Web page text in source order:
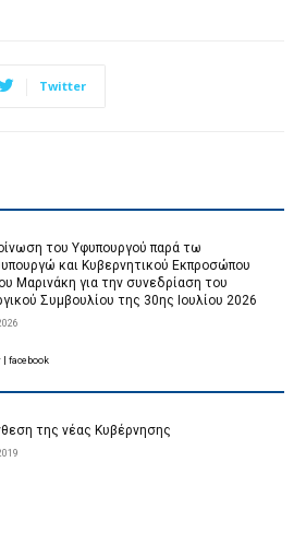
Twitter
του Υφυπουργού παρά τω
και Κυβερνητικού Εκπροσώπου
Μαρινάκη για την συνεδρίαση του
Συμβουλίου της 30ης Ιουλίου 2026
της νέας Κυβέρνησης
facebook